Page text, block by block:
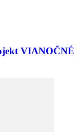
VIANOČNÉ